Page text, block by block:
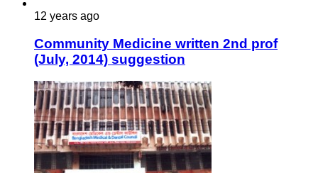
12 years ago
Community Medicine written 2nd prof
(July, 2014) suggestion